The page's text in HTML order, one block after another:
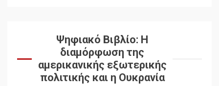
Ψηφιακό Βιβλίο: Η
διαμόρφωση της
αμερικανικής εξωτερικής
πολιτικής και η Ουκρανία